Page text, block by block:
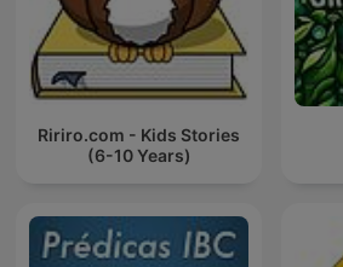
Ririro.com - Kids Stories
(6-10 Years)